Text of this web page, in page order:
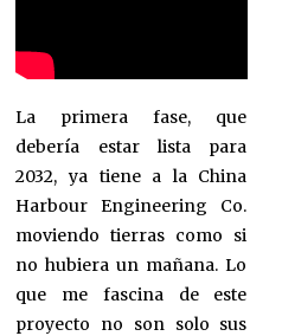
La primera fase, que
debería estar lista para
2032, ya tiene a la China
Harbour Engineering Co.
moviendo tierras como si
no hubiera un mañana. Lo
que me fascina de este
proyecto no son solo sus